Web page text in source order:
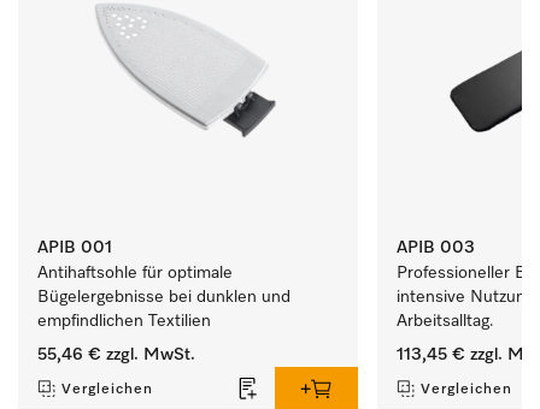
APIB 001
Antihaftsohle für optimale
Bügelergebnisse bei dunklen und
empfindlichen Textilien
55,46 € zzgl. MwSt.
Vergleichen
APIB 003
Professioneller
intensive Nutzung
Arbeitsalltag.
113,45 € zzgl.
Vergleichen